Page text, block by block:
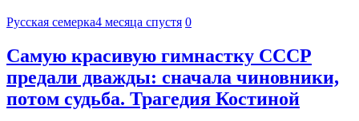
Русская семерка4 месяца спустя 0
Самую красивую гимнастку СССР
предали дважды: сначала чиновники,
потом судьба. Трагедия Костиной